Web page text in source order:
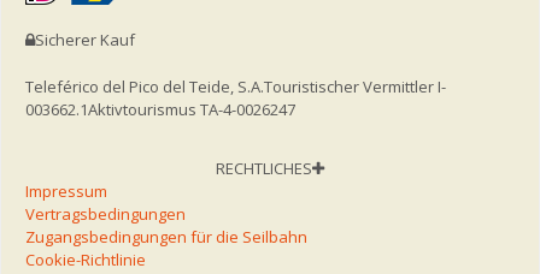
Sicherer Kauf
Teleférico del Pico del Teide, S.A.Touristischer Vermittler I-
003662.1Aktivtourismus TA-4-0026247
RECHTLICHES
Impressum
Vertragsbedingungen
Zugangsbedingungen für die Seilbahn
Cookie-Richtlinie